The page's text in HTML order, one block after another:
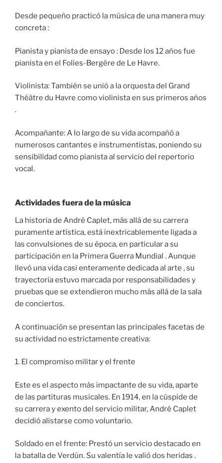
Desde pequeño practicó la música de una manera muy
concreta :
Pianista y pianista de ensayo : Desde los 12 años fue
pianista en el Folies-Bergère de Le Havre.
Violinista: También se unió a la orquesta del Grand
Théâtre du Havre como violinista en sus primeros años
.
Acompañante: A lo largo de su vida acompañó a
numerosos cantantes e instrumentistas, poniendo su
sensibilidad como pianista al servicio del repertorio
vocal.
Actividades fuera de la música
La historia de André Caplet, más allá de su carrera
puramente artística, está inextricablemente ligada a
las convulsiones de su época, en particular a su
participación en la Primera Guerra Mundial . Aunque
llevó una vida casi enteramente dedicada al arte , su
trayectoria estuvo marcada por responsabilidades y
pruebas que se extendieron mucho más allá de la sala
de conciertos.
A continuación se presentan las principales facetas de
su actividad no estrictamente creativa:
1. El compromiso militar y el frente
Este es el aspecto más impactante de su vida, aparte
de las partituras musicales. En 1914, en la cúspide de
su carrera y exento del servicio militar, André Caplet
decidió alistarse como voluntario.
Soldado en el frente: Prestó un servicio destacado en
la batalla de Verdún. Su valentía le valió dos heridas .